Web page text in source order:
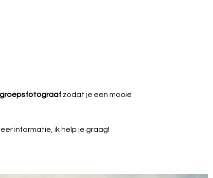
groepsfotograaf zodat je een mooie
informatie, ik help je graag!